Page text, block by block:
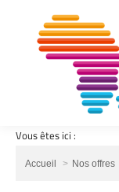
Vous êtes ici :
Vous êtes ici :
Accueil Nos offres